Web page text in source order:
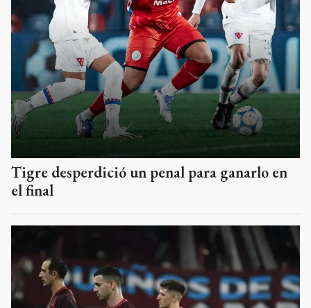
Tigre desperdició un penal para ganarlo en
el final